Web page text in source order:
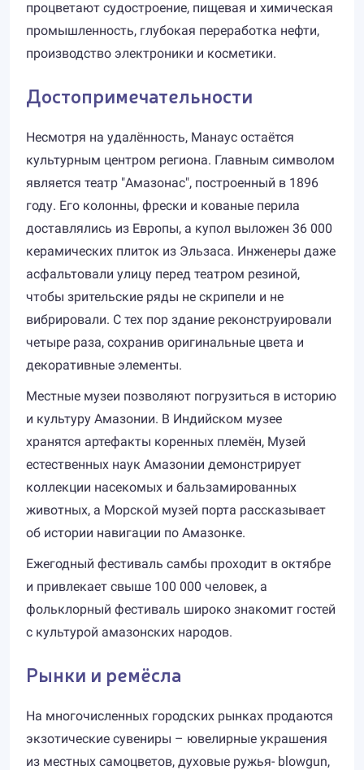
процветают судостроение, пищевая и химическая
промышленность, глубокая переработка нефти,
производство электроники и косметики.
Достопримечательности
Несмотря на удалённость, Манаус остаётся
культурным центром региона. Главным символом
является театр "Амазонас", построенный в 1896
году. Его колонны, фрески и кованые перила
доставлялись из Европы, а купол выложен 36 000
керамических плиток из Эльзаса. Инженеры даже
асфальтовали улицу перед театром резиной,
чтобы зрительские ряды не скрипели и не
вибрировали. С тех пор здание реконструировали
четыре раза, сохранив оригинальные цвета и
декоративные элементы.
Местные музеи позволяют погрузиться в историю
и культуру Амазонии. В Индийском музее
хранятся артефакты коренных племён, Музей
естественных наук Амазонии демонстрирует
коллекции насекомых и бальзамированных
животных, а Морской музей порта рассказывает
об истории навигации по Амазонке.
Ежегодный фестиваль самбы проходит в октябре
и привлекает свыше 100 000 человек, а
фольклорный фестиваль широко знакомит гостей
с культурой амазонских народов.
Рынки и ремёсла
На многочисленных городских рынках продаются
экзотические сувениры – ювелирные украшения
из местных самоцветов, духовые ружья- blowgun,